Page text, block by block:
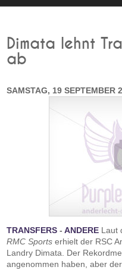
Dimata lehnt
ab
SAMSTAG, 19 SEPTEMBER
TRANSFERS -ANDERE Laut
RMC Sports erhielt der RSC
Landry Dimata. Der
angenommen haben, aber